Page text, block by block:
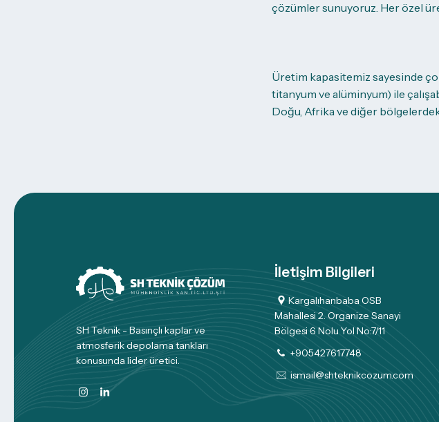
çözümler sunuyoruz. Her özel
Üretim kapasitemiz sayesinde
titanyum ve alüminyum) ile
Doğu, Afrika ve diğer
SH Teknik - Basınçlı kaplar ve
atmosferik depolama tankları
konusunda lider üretici.
İletişim Bilgileri
Kargalıhanbaba OSB
Mahallesi 2. Organize Sanayi
Bölgesi 6 Nolu Yol No:7/11
+905427617748
ismail@shteknikcozum.com